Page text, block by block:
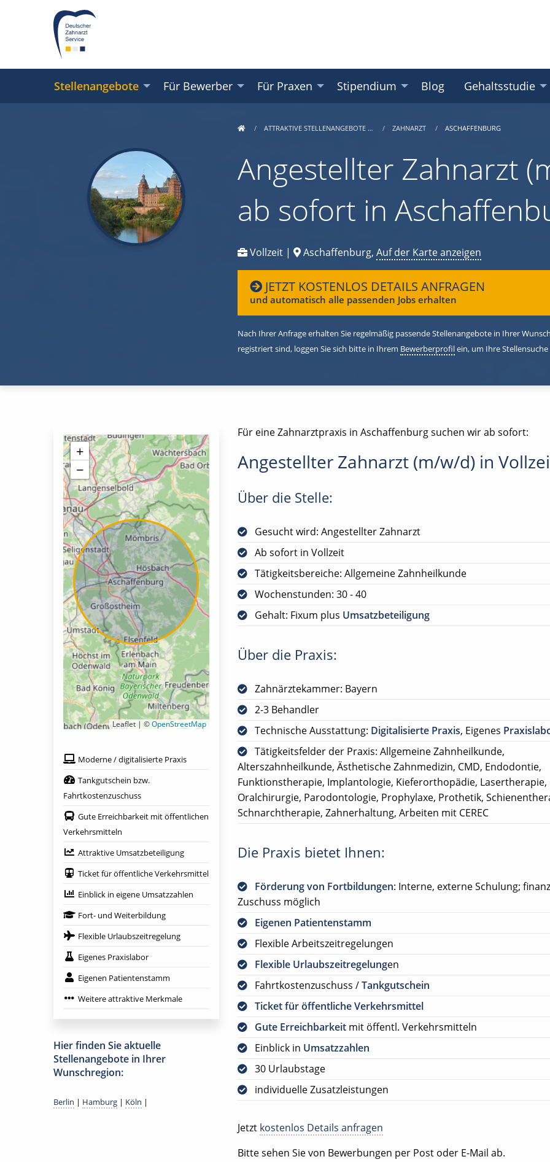
Stellenangebote Für Bewerber Für Praxen Stipendium Blog Gehaltsstudie
ATTRAKTIVE STELLENANGEBOTE … ZAHNARZT ASCHAFFENBURG
Angestellter Zahnarzt
ab sofort in
Vollzeit | Aschaffenburg, Auf der Karte anzeigen
JETZT KOSTENLOS DETAILS ANFRAGEN
und automatisch alle passenden Jobs erhalten
Nach Ihrer Anfrage erhalten Sie regelmäßig passende Stellenangebote in Ihrer
registriert sind, loggen Sie sich bitte in Ihrem Bewerberprofilein, um Ihre
Für eine Zahnarztpraxis in Aschaffenburg suchen wir ab sofort:
Angestellter Zahnarzt (m/w/d) in
Über die Stelle:
Gesucht wird: Angestellter Zahnarzt
Ab sofort in Vollzeit
Tätigkeitsbereiche: Allgemeine Zahnheilkunde
Wochenstunden: 30 - 40
Gehalt: Fixum plus Umsatzbeteiligung
Über die Praxis:
Zahnärztekammer: Bayern
2-3 Behandler
Technische Ausstattung: Digitalisierte Praxis, Eigenes
Tätigkeitsfelder der Praxis: Allgemeine Zahnheilkunde,
Alterszahnheilkunde, Ästhetische Zahnmedizin, CMD, Endodontie,
Funktionstherapie, Implantologie, Kieferorthopädie, Lasertherapie,
Oralchirurgie, Parodontologie, Prophylaxe, Prothetik,
Schnarchtherapie, Zahnerhaltung, Arbeiten mit CEREC
Die Praxis bietet Ihnen:
Förderung von Fortbildungen: Interne, externe Schulung;
Zuschuss möglich
Eigenen Patientenstamm
Flexible Arbeitszeitregelungen
Flexible Urlaubszeitregelungen
Fahrtkostenzuschuss /Tankgutschein
Ticket für öffentliche Verkehrsmittel
Gute Erreichbarkeit mit öffentl. Verkehrsmitteln
Einblick in Umsatzzahlen
30 Urlaubstage
individuelle Zusatzleistungen
Jetzt kostenlos Details anfragen
Bitte sehen Sie von Bewerbungen per Post oder E-Mail ab.
+
−
Leaflet | ©OpenStreetMap
Moderne / digitalisierte Praxis
Tankgutschein bzw.
Fahrtkostenzuschuss
Gute Erreichbarkeit mit öffentlichen
Verkehrsmitteln
Attraktive Umsatzbeteiligung
Ticket für öffentliche Verkehrsmittel
Einblick in eigene Umsatzzahlen
Fort- und Weiterbildung
Flexible Urlaubszeitregelung
Eigenes Praxislabor
Eigenen Patientenstamm
Weitere attraktive Merkmale
Hier finden Sie aktuelle
Stellenangebote in Ihrer
Wunschregion:
Berlin | Hamburg | Köln |